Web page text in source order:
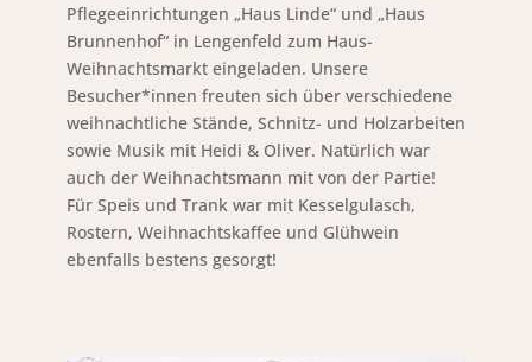
Pflegeeinrichtungen „Haus Linde“ und „Haus
Brunnenhof“ in Lengenfeld zum Haus-
Weihnachtsmarkt eingeladen. Unsere
Besucher*innen freuten sich über verschiedene
weihnachtliche Stände, Schnitz- und Holzarbeiten
sowie Musik mit Heidi & Oliver. Natürlich war
auch der Weihnachtsmann mit von der Partie!
Für Speis und Trank war mit Kesselgulasch,
Rostern, Weihnachtskaffee und Glühwein
ebenfalls bestens gesorgt!